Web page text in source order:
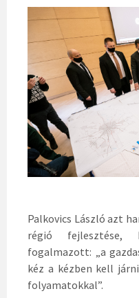
Palkovics László azt
régió fejlesztése,
fogalmazott: „a
kéz a kézben kell
folyamatokkal”.